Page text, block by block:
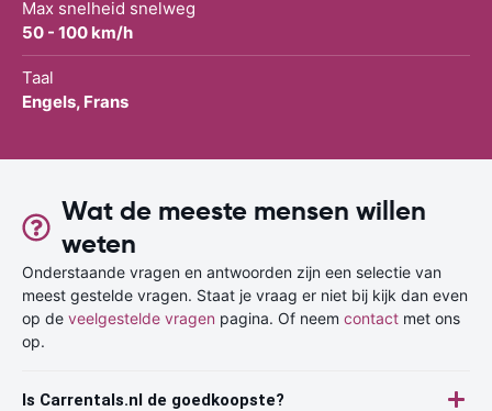
Max snelheid snelweg
50 - 100 km/h
Taal
Engels, Frans
Wat de meeste mensen willen
weten
Onderstaande vragen en antwoorden zijn een selectie van
meest gestelde vragen. Staat je vraag er niet bij kijk dan even
op de veelgestelde vragen pagina. Of neem contact met ons
op.
Is Carrentals.nl de goedkoopste?